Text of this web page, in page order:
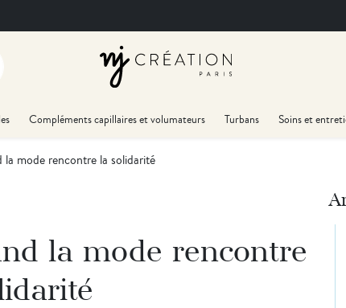
Compléments capillaires et volumateurs Turbans Soins et
mode rencontre la solidarité
la mode rencontre